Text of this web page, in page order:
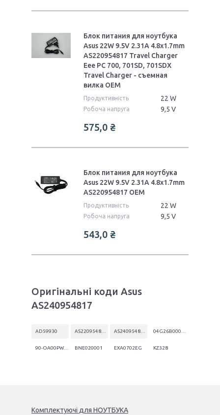
Блок питания для ноутбука
Asus 22W 9.5V 2.31A 4.8x1.7mm
AS220954817 Travel Charger
Eee PC 700, 701SD, 701SDX
Travel Charger - съемная
вилка OEM
Продуктивність 22 W
Робоча напруга 9,5 V
575,0 ₴
Блок питания для ноутбука
Asus 22W 9.5V 2.31A 4.8x1.7mm
AS220954817 OEM
Продуктивність 22 W
Робоча напруга 9,5 V
543,0 ₴
Оригінальні коди Asus
AS240954817
AD59930
BNE020001 EXA0702EG KZ328
Комплектуючі для НОУТБУКА